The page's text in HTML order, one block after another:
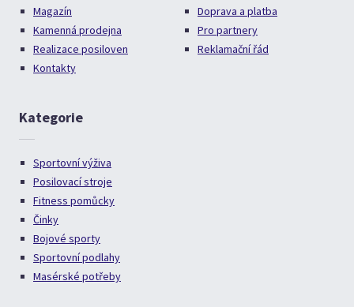
Magazín
Kamenná prodejna
Realizace posiloven
Kontakty
Doprava a platba
Pro partnery
Reklamační řád
Kategorie
Sportovní výživa
Posilovací stroje
Fitness pomůcky
Činky
Bojové sporty
Sportovní podlahy
Masérské potřeby